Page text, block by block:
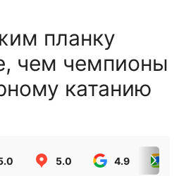
планку
чем чемпионы
катанию
5.0 4.9